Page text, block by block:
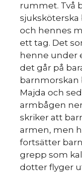
rummet. Två
sjuksköterska
och hennes
ett tag. Det
henne under
det går på
barnmorskan
Majda och
armbågen
skriker att
armen, men
fortsätter
grepp som
dotter flyger